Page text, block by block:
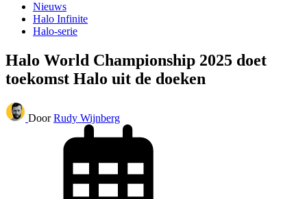
Nieuws
Halo Infinite
Halo-serie
Halo World Championship 2025 doet
toekomst Halo uit de doeken
Door Rudy Wijnberg